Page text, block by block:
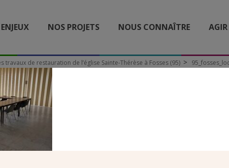
NOS PROJETS NOUS CONNAÎTRE AGIR
travaux de restauration de l’église Sainte-Thérèse à Fosses (95)